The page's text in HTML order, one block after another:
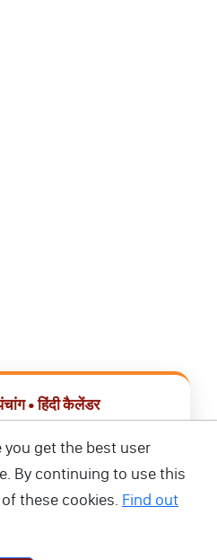
• हिंदी कैलेंडर
ऐप डाउनलोड करें
you get the best user
By continuing to use this
these cookies. Find out